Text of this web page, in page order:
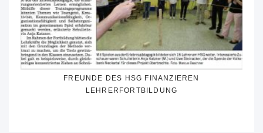
FREUNDE DES HSG FINANZIEREN
LEHRERFORTBILDUNG